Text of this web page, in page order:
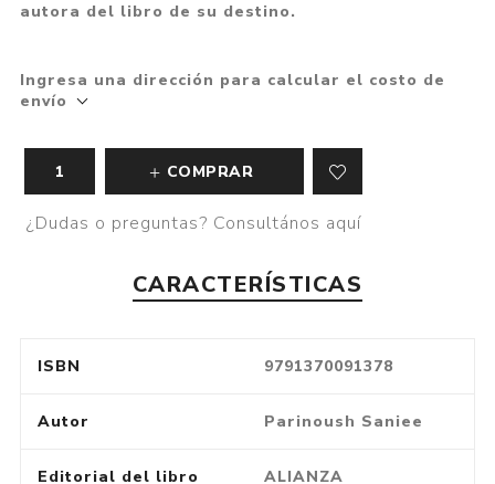
autora del libro de su destino.
Ingresa una dirección para calcular el costo de
envío
COMPRAR
¿Dudas o preguntas? Consultános aquí
CARACTERÍSTICAS
ISBN 9791370091378
Autor Parinoush Saniee
Editorial del libro ALIANZA